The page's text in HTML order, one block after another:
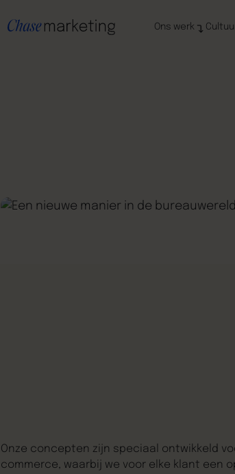
Ons werk
Onze concepten zijn speciaal ontwikkeld
commerce, waarbij we voor elke klant een